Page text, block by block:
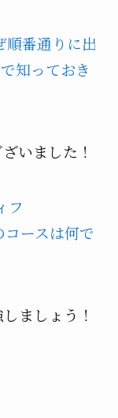
順番通りに出
知っておき
いました！
フ
コースは何で
ましょう！